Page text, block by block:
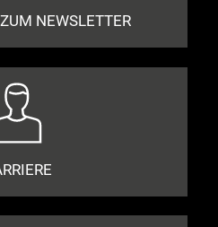
NEWSLETTER